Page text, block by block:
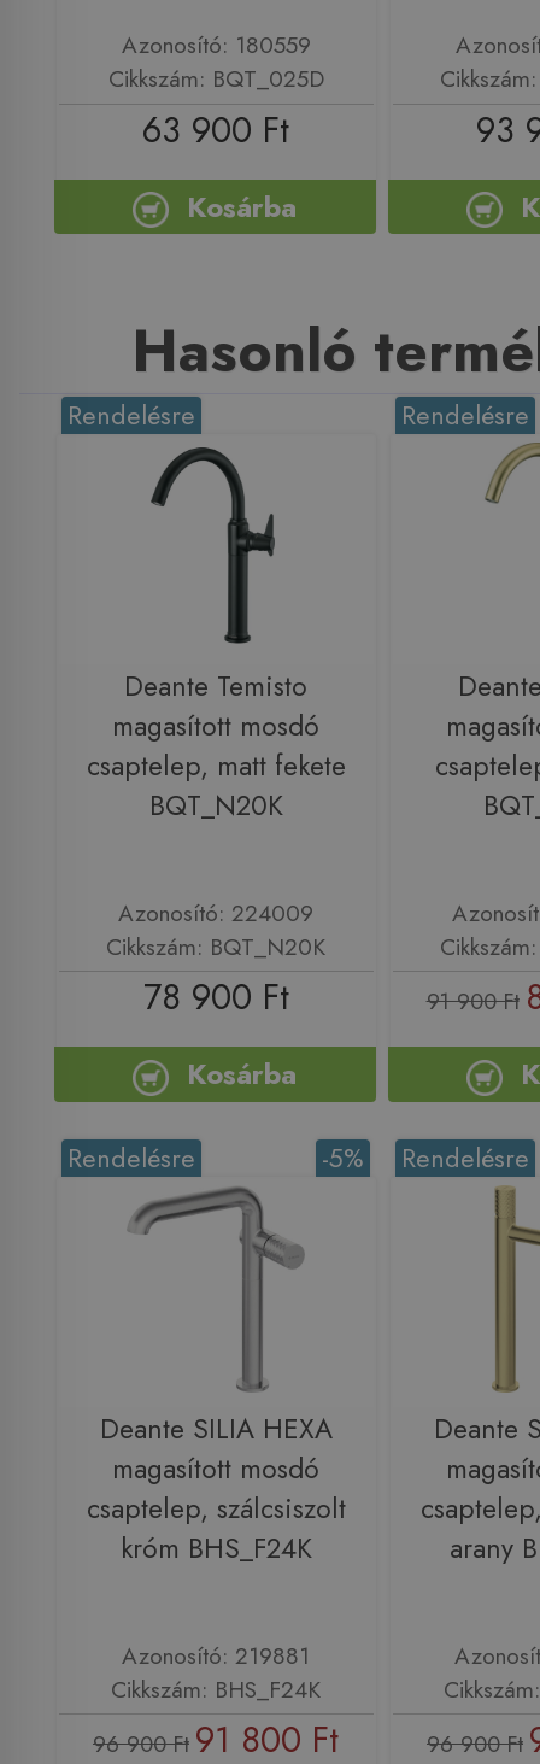
Azonosító: 180559
Cikkszám: BQT_025D
63 900 Ft
Kosárba
93
Hasonló
Rendelésre
Deante Temisto
magasított mosdó
csaptelep, matt fekete
BQT_N20K
Azonosító: 224009
Cikkszám: BQT_N20K
78 900 Ft
Kosárba
Rendelésre
91 900 Ft
-5%
Rendelésre
Deante SILIA HEXA
magasított mosdó
csaptelep, szálcsiszolt
króm BHS_F24K
Azonosító: 219881
Cikkszám: BHS_F24K
96 900 Ft 91 800 Ft
Rendelésre
Deante
arany
96 900 Ft